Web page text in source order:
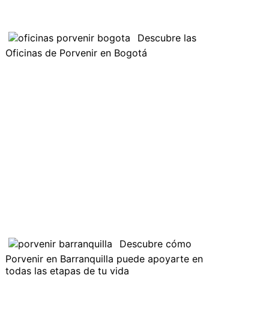
Descubre las
Oficinas de Porvenir en Bogotá
Descubre cómo
Porvenir en Barranquilla puede apoyarte en
todas las etapas de tu vida